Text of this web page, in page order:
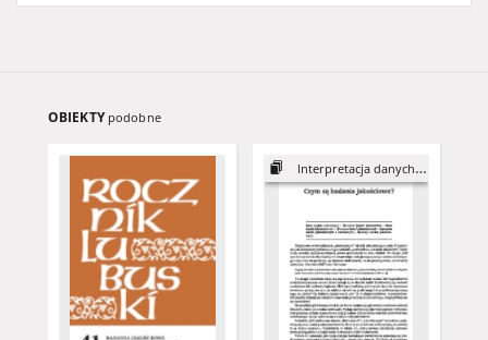
OBIEKTY podobne
Interpretacja danych ...